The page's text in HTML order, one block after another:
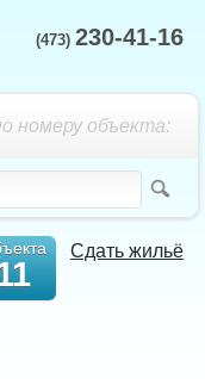
(473) 230-41-16
номеру объекта:
Сдать жильё